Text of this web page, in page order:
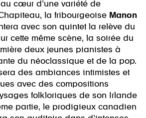
cœur d’une variété de
la fribourgeoise Manon
avec son quintet la relève du
cette même scène, la soirée du
deux jeunes pianistes à
du néoclassique et de la pop.
des ambiances intimistes et
avec des compositions
folkloriques de son Irlande
partie, le prodigieux canadien